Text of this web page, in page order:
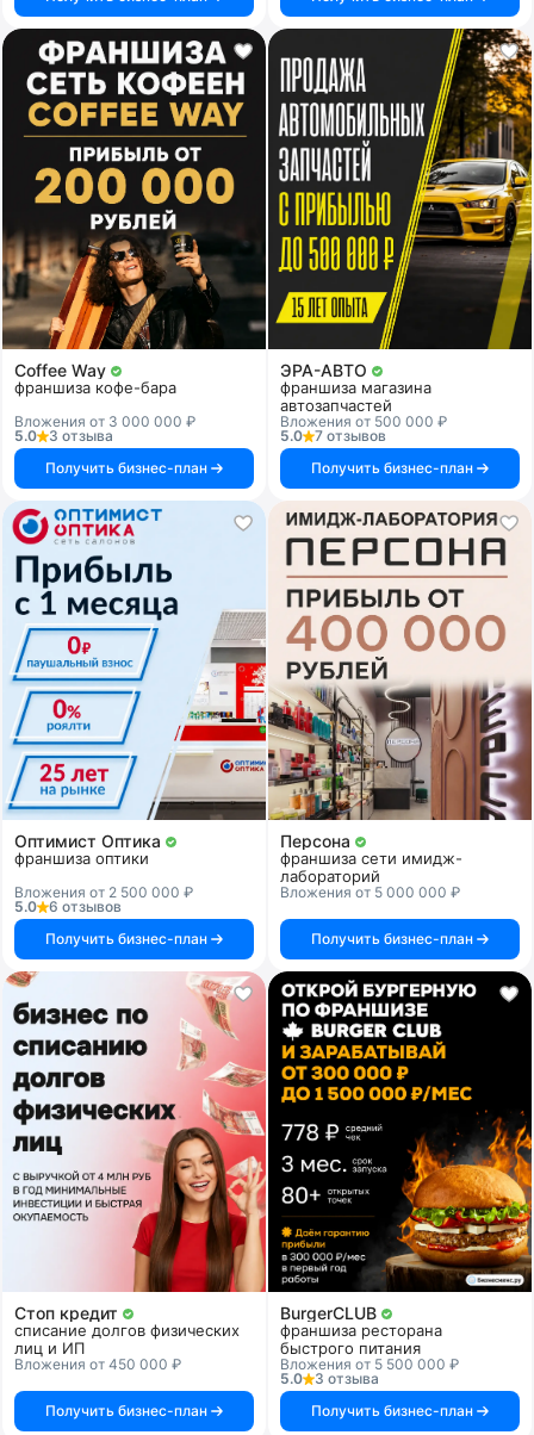
Coffee Way
франшиза кофе-бара
Вложения от 3 000 000 ₽
5.0
3 отзыва
Получить бизнес-план
ЭРА-АВТО
франшиза магазина
автозапчастей
Вложения от 500 000 ₽
5.0
7 отзывов
Получить бизнес-план
Оптимист Оптика
франшиза оптики
Вложения от 2 500 000 ₽
5.0
6 отзывов
Получить бизнес-план
Персона
франшиза сети имидж-
лабораторий
Вложения от 5 000 000 ₽
Получить бизнес-план
Стоп кредит
списание долгов физических
лиц и ИП
Вложения от 450 000 ₽
Получить бизнес-план
BurgerCLUB
франшиза ресторана
быстрого питания
Вложения от 5 500 000 ₽
5.0
3 отзыва
Получить бизнес-план